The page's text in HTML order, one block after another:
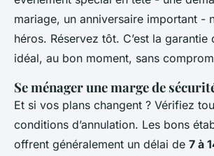
mariage, un anniversaire important -
héros. Réservez tôt. C’est la garantie
idéal, au bon moment, sans
Se ménager une marge de
Et si vos plans changent ? Vérifiez
conditions d’annulation. Les bons
offrent généralement un délai de 7 à